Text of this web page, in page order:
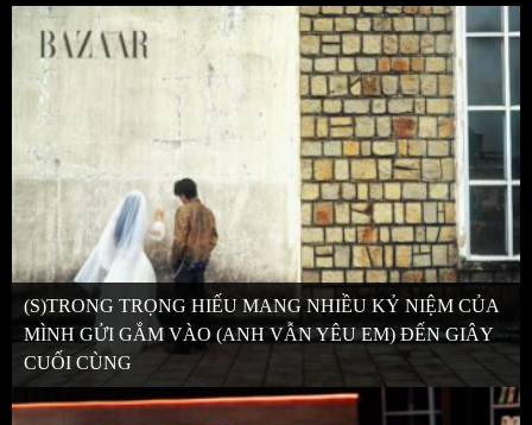
(S)TRONG TRỌNG HIẾU MANG NHIỀU KỶ NIỆM CỦA
MÌNH GỬI GẮM VÀO (ANH VẪN YÊU EM) ĐẾN GIÂY
CUỐI CÙNG